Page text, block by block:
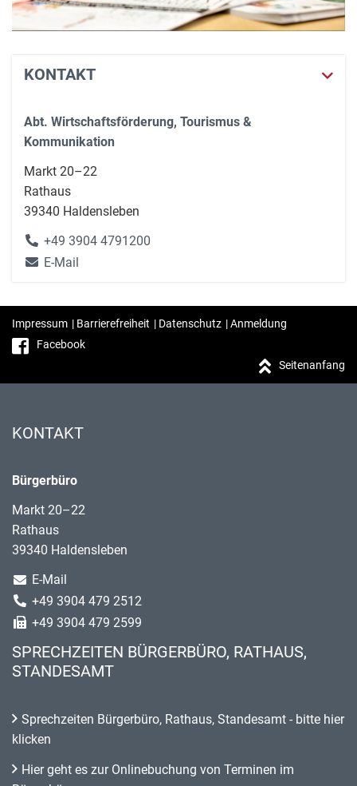
KONTAKT
Abt. Wirtschaftsförderung, Tourismus &
Kommunikation
Markt 20–22
Rathaus
39340 Haldensleben
+49 3904 4791200
E-Mail
Impressum | Barrierefreiheit | Datenschutz |Anmeldung
Facebook
Seitenanfang
KONTAKT
Bürgerbüro
Markt 20–22
Rathaus
39340 Haldensleben
E-Mail
+49 3904 479 2512
+49 3904 479 2599
SPRECHZEITEN BÜRGERBÜRO, RATHAUS,
STANDESAMT
Sprechzeiten Bürgerbüro, Rathaus, Standesamt - bitte hier
klicken
Hier geht es zur Onlinebuchung von Terminen im